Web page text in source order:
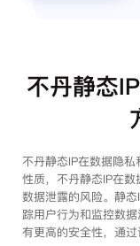
不丹静态
不丹静态IP在数据隐
性质，不丹静态IP在
数据泄露的风险。静
踪用户行为和监控数
有更高的安全性，通